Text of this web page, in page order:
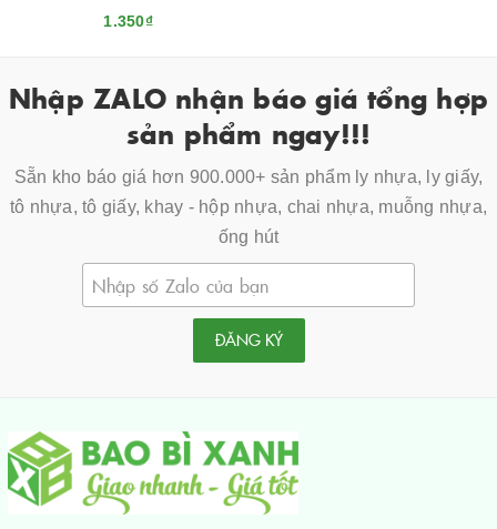
1.350₫
Nhập ZALO nhận báo giá tổng hợp
sản phẩm ngay!!!
Sẵn kho báo giá hơn 900.000+ sản phẩm ly nhựa, ly giấy,
tô nhựa, tô giấy, khay - hộp nhựa, chai nhựa, muỗng nhựa,
ống hút
ĐĂNG KÝ